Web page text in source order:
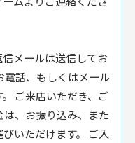
メールは送信してお
電話、もしくはメール
ご来店いただき、ご
、お振り込み、また
いただけます。 ご入